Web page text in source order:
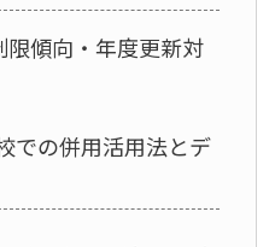
傾向・年度更新対
での併用活用法とデ